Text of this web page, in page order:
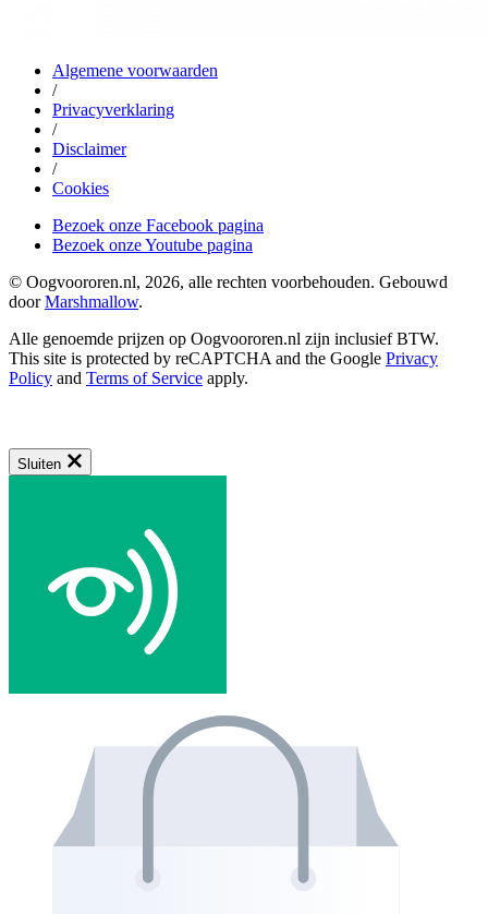
Algemene voorwaarden
/
Privacyverklaring
/
Disclaimer
/
Cookies
Bezoek onze Facebook pagina
Bezoek onze Youtube pagina
© Oogvoororen.nl, 2026, alle rechten voorbehouden. Gebouwd
doorMarshmallow.
Alle genoemde prijzen op Oogvoororen.nl zijn inclusief BTW.
This site is protected by reCAPTCHA and the Google Privacy
Policy and Terms of Service apply.
Sluiten